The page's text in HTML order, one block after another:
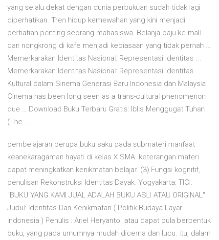
yang selalu dekat dengan dunia perbukuan sudah tidak lagi
diperhatikan. Tren hidup kemewahan yang kini menjadi
perhatian penting seorang mahasiswa. Belanja baju ke mall
dan nongkrong di kafe menjadi kebiasaan yang tidak pernah …
Memerkarakan Identitas Nasional: Representasi Identitas ...
Memerkarakan Identitas Nasional: Representasi Identitas
Kultural dalam Sinema Generasi Baru Indonesia dan Malaysia
Cinema has been long seen as a trans-cultural phenomenon
due … Download Buku Terbaru Gratis: Iblis Menggugat Tuhan
(The ...
pembelajaran berupa buku saku pada submateri manfaat
keanekaragaman hayati di kelas X SMA. keterangan materi
dapat meningkatkan kenikmatan belajar. (3) Fungsi kognitif,
penulisan Rekonstruksi Identitas Dayak. Yogyakarta: TICI.
"BUKU YANG KAMI JUAL ADALAH BUKU ASLI ATAU ORIGINAL"
Judul: Identitas Dan Kenikmatan ( Politik Budaya Layar
Indonesia ) Penulis : Ariel Heryanto atau dapat pula berbentuk
buku, yang pada umumnya mudah dicerna dan lucu. itu, dalam